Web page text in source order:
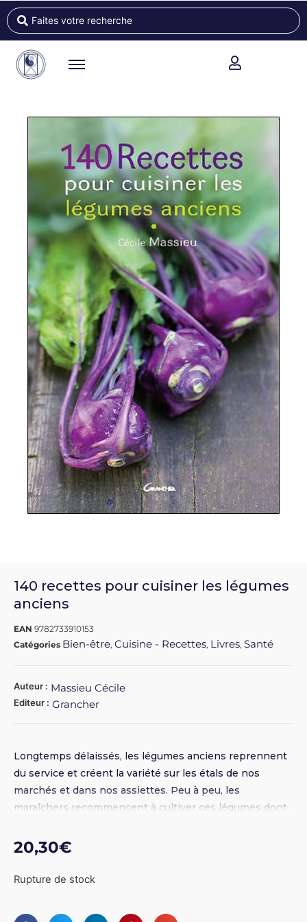
140 recettes pour cuisiner les légumes
anciens
EAN 9782733910153
Catégories Bien-être, Cuisine - Recettes, Livres, Santé
Auteur : Massieu Cécile
Editeur : Grancher
Longtemps délaissés, les légumes anciens reprennent
du service et créent la variété sur les étals de nos
marchés et dans nos assiettes. Peu à peu, les
maraîchers recommencent à cultiver ces légumes dont
de varier à l’infini les menus de toutes saisons. Cultivés
de façon traditionnelle, ces légumes colorés et sains
suivent le rythme des saisons et leurs variétés se
20,30€
Rupture de stock